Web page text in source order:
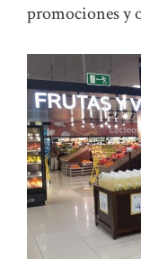
promociones y